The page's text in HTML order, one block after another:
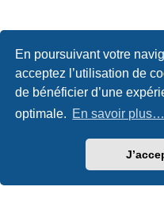
En poursuivant votre
acceptez l’utilisation de
de bénéficier d’une
optimale. En savoir plus…